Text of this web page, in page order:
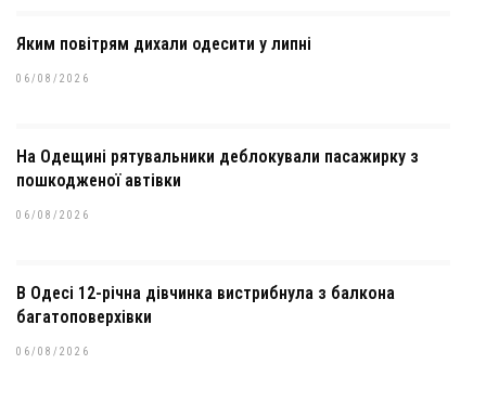
Яким повітрям дихали одесити у липні
06/08/2026
На Одещині рятувальники деблокували пасажирку з
пошкодженої автівки
06/08/2026
В Одесі 12-річна дівчинка вистрибнула з балкона
багатоповерхівки
06/08/2026